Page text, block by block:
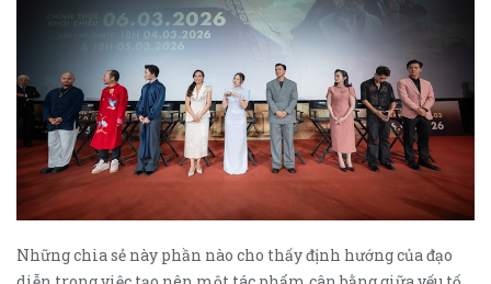
Những chia sẻ này phần nào cho thấy định hướng của đạo